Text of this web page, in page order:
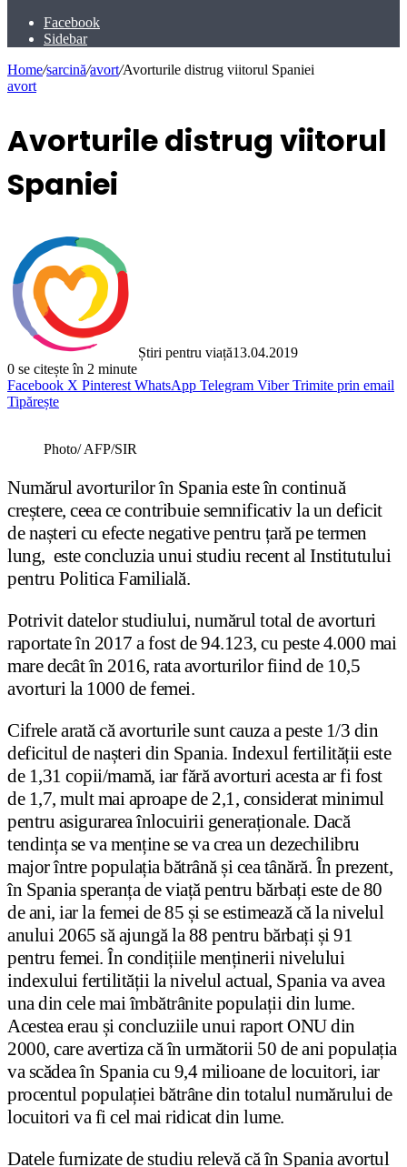
Facebook
Sidebar
Home/sarcină/avort/Avorturile distrug viitorul Spaniei
avort
Avorturile distrug viitorul
Spaniei
Știri pentru viață13.04.2019
0 se citește în 2 minute
Facebook X Pinterest WhatsApp Telegram Viber Trimite prin email
Tipărește
Photo/ AFP/SIR
Numărul avorturilor în Spania este în continuă
creștere, ceea ce contribuie semnificativ la un deficit
de nașteri cu efecte negative pentru țară pe termen
lung, este concluzia unui studiu recent al Institutului
pentru Politica Familială.
Potrivit datelor studiului, numărul total de avorturi
raportate în 2017 a fost de 94.123, cu peste 4.000 mai
mare decât în 2016, rata avorturilor fiind de 10,5
avorturi la 1000 de femei.
Cifrele arată că avorturile sunt cauza a peste 1/3 din
deficitul de nașteri din Spania. Indexul fertilității este
de 1,31 copii/mamă, iar fără avorturi acesta ar fi fost
de 1,7, mult mai aproape de 2,1, considerat minimul
pentru asigurarea înlocuirii generaționale. Dacă
tendința se va menține se va crea un dezechilibru
major între populația bătrână și cea tânără. În prezent,
în Spania speranța de viață pentru bărbați este de 80
de ani, iar la femei de 85 și se estimează că la nivelul
anului 2065 să ajungă la 88 pentru bărbați și 91
pentru femei. În condițiile menținerii nivelului
indexului fertilității la nivelul actual, Spania va avea
una din cele mai îmbătrânite populații din lume.
Acestea erau și concluziile unui raport ONU din
2000, care avertiza că în următorii 50 de ani populația
va scădea în Spania cu 9,4 milioane de locuitori, iar
procentul populației bătrâne din totalul numărului de
locuitori va fi cel mai ridicat din lume.
Datele furnizate de studiu relevă că în Spania avortul